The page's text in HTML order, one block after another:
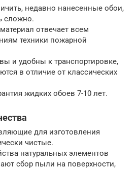
недавно нанесенные обои,
сложно.
отвечает всем
техники пожарной
и удобны к транспортировке,
в отличие от классических
жидких обоев 7-10 лет.
для изготовления
чистые.
натуральных элементов
сбор пыли на поверхности,